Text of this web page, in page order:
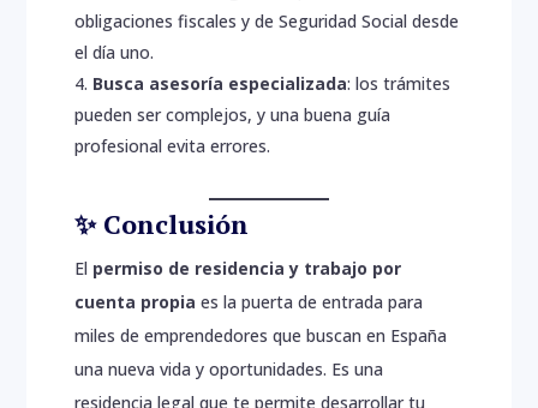
obligaciones fiscales y de Seguridad Social desde
el día uno.
Busca asesoría especializada: los trámites
pueden ser complejos, y una buena guía
profesional evita errores.
✨ Conclusión
El permiso de residencia y trabajo por
cuenta propia es la puerta de entrada para
miles de emprendedores que buscan en España
una nueva vida y oportunidades. Es una
residencia legal que te permite desarrollar tu